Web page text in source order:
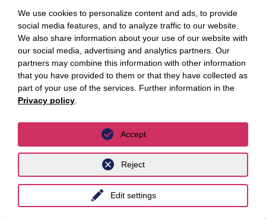
des Klägers nicht Voraussetzung für die Bonus-Gewährung
war. Im Jahr 2006 veräußerten alle Gesellschafter
sämtliche GmbH-Anteile an einen Dritten. Den auf den
verkauften Anteil des Klägers entfallenden Erlös
behandelte das Finanzamt als steuerlich begünstigten
Veräußerungsgewinn (heute Teileinkünfteverfahren,
damals noch Halbeinkünfteverfahren), den «Exit-Bonus»
vertrat dagegen die Ansicht, dass auch der «Exit-Bonus»
als «disquotaler Veräußerungsgewinn» steuerlich
begünstigter Veräußerungsgewinn sei.
Das FG Münster bestätigte die Position des Finanzamts,
dass der «Exit-Bonus» kein steuerlich begünstigter
Veräußerungsgewinn ist. Der Idee, den Gesamt-
We use cookies to personalize content and ads, to provide
social media features, and to analyze traffic to our website.
We also share information about your use of our website with
our social media, advertising and analytics partners. Our
partners may combine this information with other information
that you have provided to them or that they have collected as
part of your use of the services. Further information in the
Privacy policy
Edit settings
Reject
Accept